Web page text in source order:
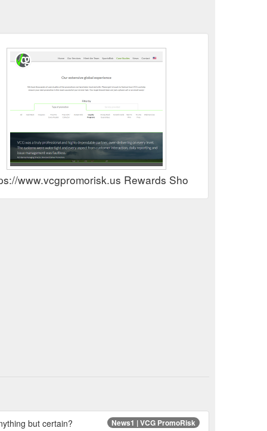
www.vcgpromorisk.us Rewards Show
News1 | VCG PromoRisk
but certain?